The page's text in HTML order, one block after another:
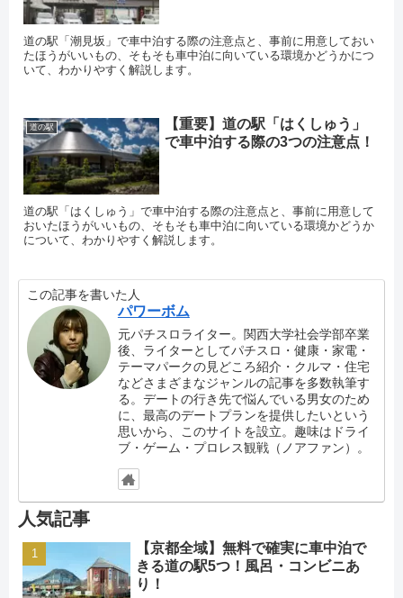
道の駅「潮見坂」で車中泊する際の注意点と、事前に用意しておい
たほうがいいもの、そもそも車中泊に向いている環境かどうかにつ
いて、わかりやすく解説します。
道の駅
【重要】道の駅「はくしゅう」
で車中泊する際の3つの注意点！
道の駅「はくしゅう」で車中泊する際の注意点と、事前に用意して
おいたほうがいいもの、そもそも車中泊に向いている環境かどうか
について、わかりやすく解説します。
この記事を書いた人
パワーボム
元パチスロライター。関西大学社会学部卒業
後、ライターとしてパチスロ・健康・家電・
テーマパークの見どころ紹介・クルマ・住宅
などさまざまなジャンルの記事を多数執筆す
る。デートの行き先で悩んでいる男女のため
に、最高のデートプランを提供したいという
思いから、このサイトを設立。趣味はドライ
ブ・ゲーム・プロレス観戦（ノアファン）。
人気記事
【京都全域】無料で確実に車中泊で
きる道の駅5つ！風呂・コンビニあ
り！